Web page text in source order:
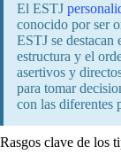
El ESTJ
conocido por ser
ESTJ se destacan
estructura y el
asertivos y
para tomar
con las diferentes
Rasgos clave de los